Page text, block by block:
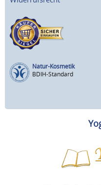
Natur-Kosmetik
BDIH-Standard